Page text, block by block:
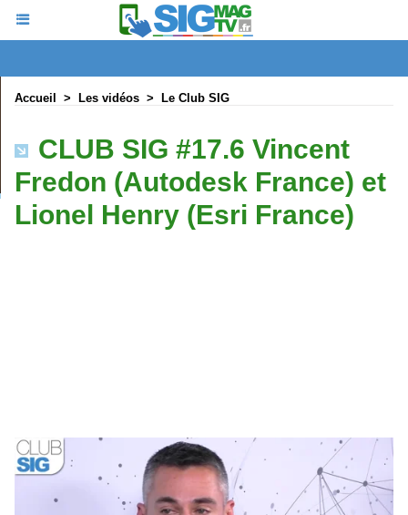
Accueil > Les vidéos > Le Club SIG
CLUB SIG #17.6 Vincent
Fredon (Autodesk France) et
Lionel Henry (Esri France)